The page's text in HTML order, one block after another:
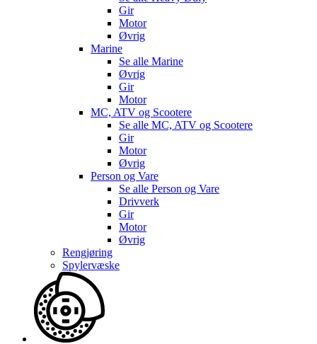
Gir
Motor
Øvrig
Marine
Se alle Marine
Øvrig
Gir
Motor
MC, ATV og Scootere
Se alle MC, ATV og Scootere
Gir
Motor
Øvrig
Person og Vare
Se alle Person og Vare
Drivverk
Gir
Motor
Øvrig
Rengjøring
Spylervæske